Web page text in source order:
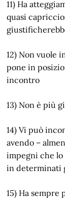
11) Ha
quasi
12) Non vuole
pone in
incontro
13) Non è più
14) Vi può
avendo –
impegni che lo
in determinati
15) Ha